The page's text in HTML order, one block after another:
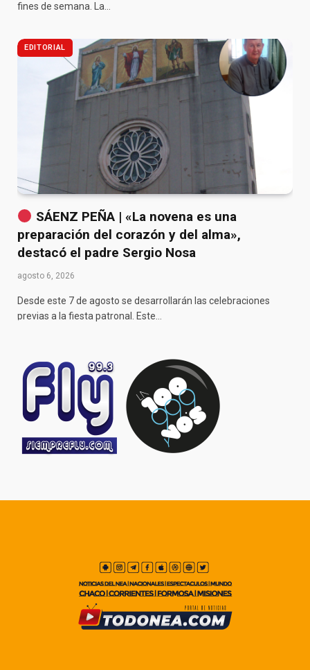
fines de semana. La…
EDITORIAL
SÁENZ PEÑA | «La novena es una
preparación del corazón y del alma»,
destacó el padre Sergio Nosa
agosto 6, 2026
Desde este 7 de agosto se desarrollarán las celebraciones
previas a la fiesta patronal. Este…